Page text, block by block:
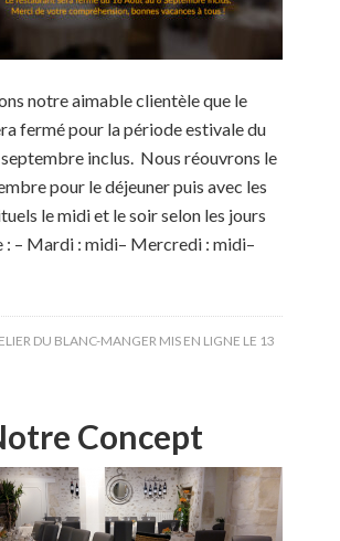
notre aimable clientèle que le
fermé pour la période estivale du
inclus. Nous réouvrons le
pour le déjeuner puis avec les
le midi et le soir selon les jours
: – Mardi : midi– Mercredi : midi–
DU BLANC-MANGER MIS EN LIGNE LE 13
Concept